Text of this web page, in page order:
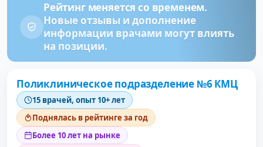
Рейтинг меняется со временем.
Новые отзывы и дополнение
информации врачами могут влиять
на позиции.
Поликлиническое подразделение №6 КМЦ
15 врачей, опыт 10+ лет
Поднялась в рейтинге за год
Более 10 лет на рынке